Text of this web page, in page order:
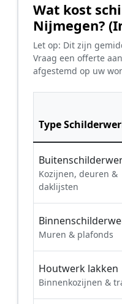
Wat kost
Nijmegen?
Let op: Dit zijn
Vraag een offerte
afgestemd op uw
Type
Kozijnen, deuren &
daklijsten
Muren & plafonds
Houtwerk lakken
Binnenkozijnen &